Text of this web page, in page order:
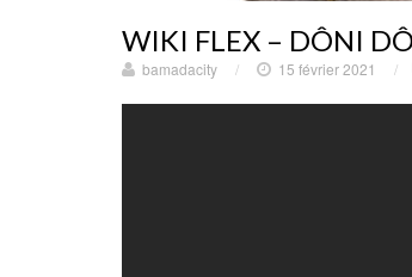
WIKI FLEX – DÔNI
bamadacity / 15 février 2021 /